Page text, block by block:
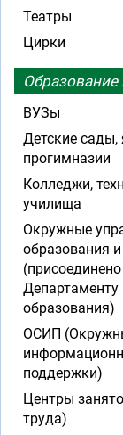
Театры
Цирки
Образование
ВУЗы
Детские
прогимназии
Колледжи,
училища
Окружные
образования
Департаменту
образования)
ОСИП
поддержки)
Центры
труда)